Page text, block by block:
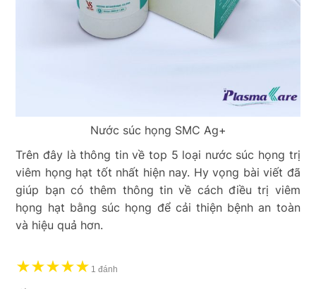
Nước súc họng SMC Ag+
Trên đây là thông tin về top 5 loại nước súc họng trị
viêm họng hạt tốt nhất hiện nay. Hy vọng bài viết đã
giúp bạn có thêm thông tin về cách điều trị viêm
họng hạt bằng súc họng để cải thiện bệnh an toàn
và hiệu quả hơn.
★★★★★ 1 đánh